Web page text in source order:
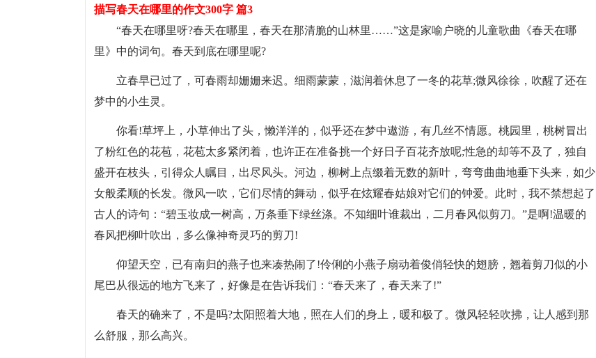
描写春天在哪里的作文300字 篇3
“春天在哪里呀?春天在哪里，春天在那清脆的山林里……”这是家喻户晓的儿童歌曲《春天在哪
里》中的词句。春天到底在哪里呢?
立春早已过了，可春雨却姗姗来迟。细雨蒙蒙，滋润着休息了一冬的花草;微风徐徐，吹醒了还在
梦中的小生灵。
你看!草坪上，小草伸出了头，懒洋洋的，似乎还在梦中遨游，有几丝不情愿。桃园里，桃树冒出
了粉红色的花苞，花苞太多紧闭着，也许正在准备挑一个好日子百花齐放呢;性急的却等不及了，独自
盛开在枝头，引得众人瞩目，出尽风头。河边，柳树上点缀着无数的新叶，弯弯曲曲地垂下头来，如少
女般柔顺的长发。微风一吹，它们尽情的舞动，似乎在炫耀春姑娘对它们的钟爱。此时，我不禁想起了
古人的诗句：“碧玉妆成一树高，万条垂下绿丝涤。不知细叶谁裁出，二月春风似剪刀。”是啊!温暖的
春风把柳叶吹出，多么像神奇灵巧的剪刀!
仰望天空，已有南归的燕子也来凑热闹了!伶俐的小燕子扇动着俊俏轻快的翅膀，翘着剪刀似的小
尾巴从很远的地方飞来了，好像是在告诉我们：“春天来了，春天来了!”
春天的确来了，不是吗?太阳照着大地，照在人们的身上，暖和极了。微风轻轻吹拂，让人感到那
么舒服，那么高兴。